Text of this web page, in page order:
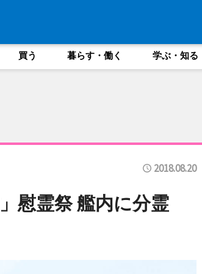
買う 暮らす・働く 学ぶ・知る
2018.08.20
慰霊祭 艦内に分霊